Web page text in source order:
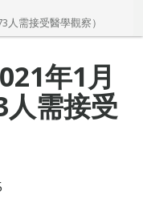
人需接受醫學觀察）
年1月
需接受